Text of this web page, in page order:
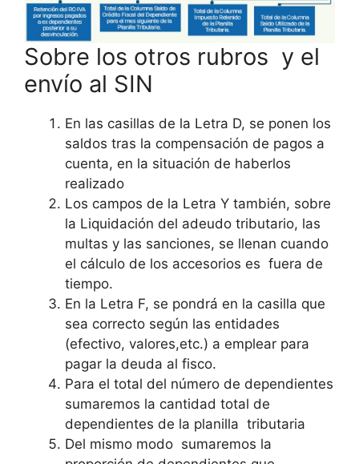
Sobre los otros rubros y el
envío al SIN
En las casillas de la Letra D, se ponen los
saldos tras la compensación de pagos a
cuenta, en la situación de haberlos
realizado
Los campos de la Letra Y también, sobre
la Liquidación del adeudo tributario, las
multas y las sanciones, se llenan cuando
el cálculo de los accesorios es fuera de
tiempo.
En la Letra F, se pondrá en la casilla que
sea correcto según las entidades
(efectivo, valores,etc.) a emplear para
pagar la deuda al fisco.
Para el total del número de dependientes
sumaremos la cantidad total de
dependientes de la planilla tributaria
Del mismo modo sumaremos la